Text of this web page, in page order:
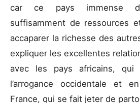
car ce pays immense
suffisamment de ressources
accaparer la richesse des
expliquer les excellentes
avec les pays africains,
l’arrogance occidentale et
France, qui se fait jeter de